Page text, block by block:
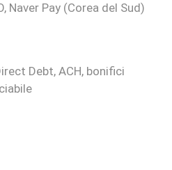
Naver Pay (Corea del Sud)
Debt, ACH, bonifici